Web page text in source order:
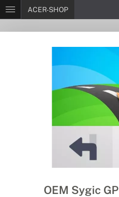
ACER-SHOP
OEM Sygic